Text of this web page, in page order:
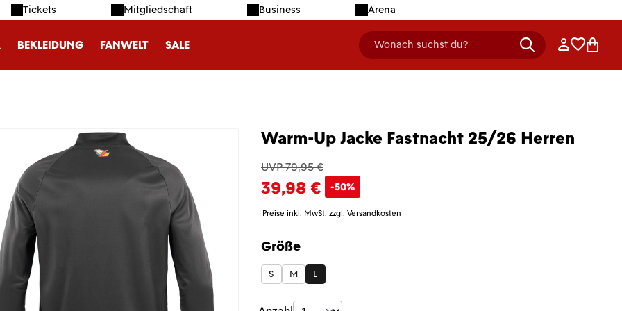
Tickets Mitgliedschaft Business Arena
BEKLEIDUNG FANWELT SALE Wonach suchst du?
header.searchDescription Anmelden
Warm-Up Jacke Fastnacht 25/26 Herren
UVP 79,95 €
39,98 € -50%
Preise inkl. MwSt. zzgl. Versandkosten
Größe
auswählen
S M L